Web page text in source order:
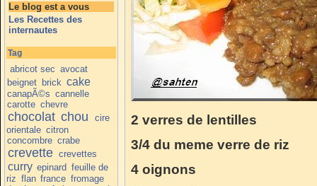
Le blog est a vous
Les Recettes des
internautes
Tag
abricot sec avocat
beignet brick cake
canapÃ©s cannelle
carotte chevre
chocolat chou
cire
orientale citron
concombre crabe
crevette crevettes
curry epinard feuille de
riz flan france fromage
2 verres de lentilles
3/4 du meme verre de riz
4 oignons